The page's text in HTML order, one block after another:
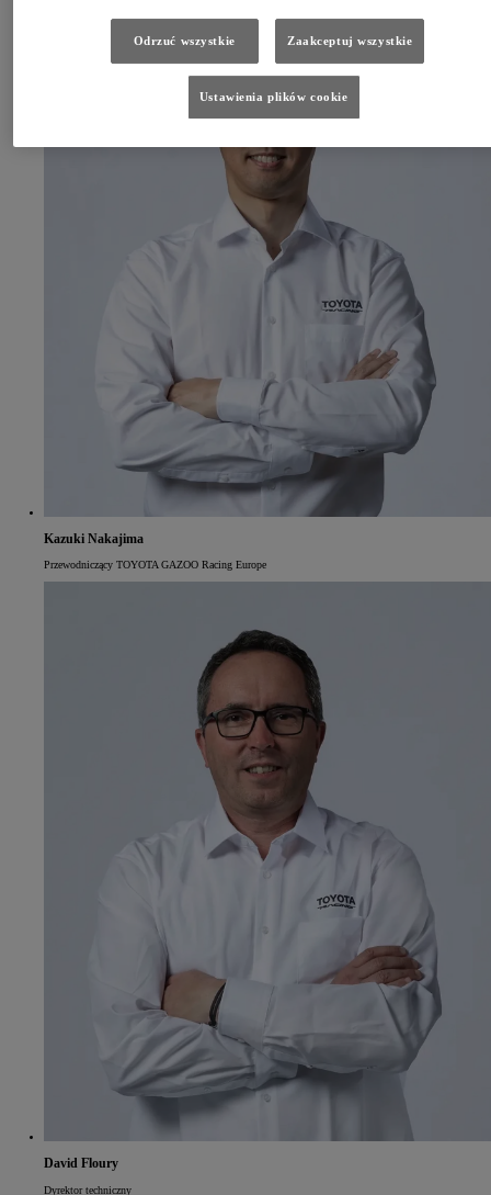
Kazuki Nakajima
Przewodniczący TOYOTA GAZOO Racing Europe
David Floury
Dyrektor techniczny
Odrzuć wszystkie Zaakceptuj wszystkie
Ustawienia plików cookie